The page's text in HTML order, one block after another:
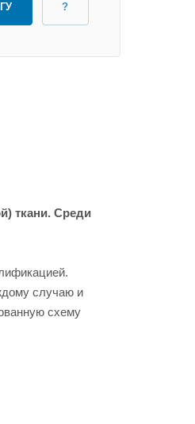
?
ткани. Среди
случаю и
схему